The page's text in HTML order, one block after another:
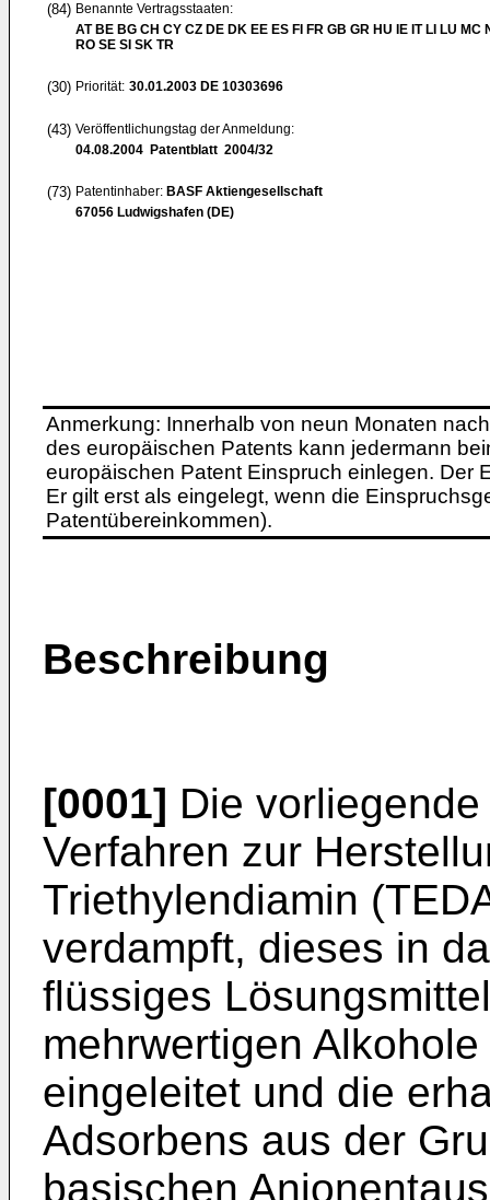
(84) Benannte Vertragsstaaten:
AT BE BG CH CY CZ DE DK EE ES FI FR GB GR HU IE IT LI LU MC
RO SE SI SK TR
(30) Priorität: 30.01.2003 DE 10303696
(43) Veröffentlichungstag der Anmeldung:
04.08.2004 Patentblatt 2004/32
(73) Patentinhaber: BASF Aktiengesellschaft
67056 Ludwigshafen (DE)
Anmerkung: Innerhalb von neun Monaten
des europäischen Patents kann jedermann
europäischen Patent Einspruch einlegen. Der
Er gilt erst als eingelegt, wenn die
Patentübereinkommen).
Beschreibung
[0001] Die
Verfahren zur
Triethylendiamin
verdampft, dieses in
flüssiges
mehrwertigen
eingeleitet und die
Adsorbens aus der
basischen